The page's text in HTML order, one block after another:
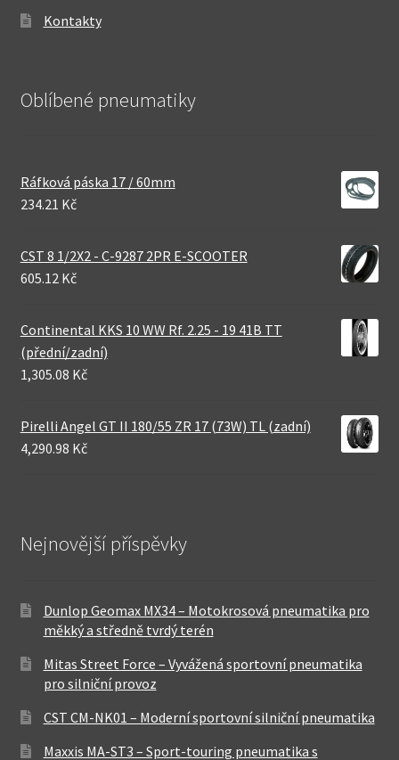
Kontakty
Oblíbené pneumatiky
Ráfková páska 17 / 60mm
234.21 Kč
CST 8 1/2X2 - C-9287 2PR E-SCOOTER
605.12 Kč
Continental KKS 10 WW Rf. 2.25 - 19 41B TT
(přední/zadní)
1,305.08 Kč
Pirelli Angel GT II 180/55 ZR 17 (73W) TL (zadní)
4,290.98 Kč
Nejnovější příspěvky
Dunlop Geomax MX34 – Motokrosová pneumatika pro
měkký a středně tvrdý terén
Mitas Street Force – Vyvážená sportovní pneumatika
pro silniční provoz
CST CM-NK01 – Moderní sportovní silniční pneumatika
Maxxis MA-ST3 – Sport-touring pneumatika s